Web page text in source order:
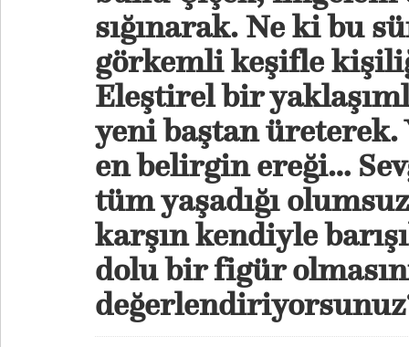
sığınarak. Ne ki bu
görkemli keşifle
Eleştirel bir
yeni baştan üreterek.
en belirgin ereği…
tüm yaşadığı
karşın kendiyle
dolu bir figür